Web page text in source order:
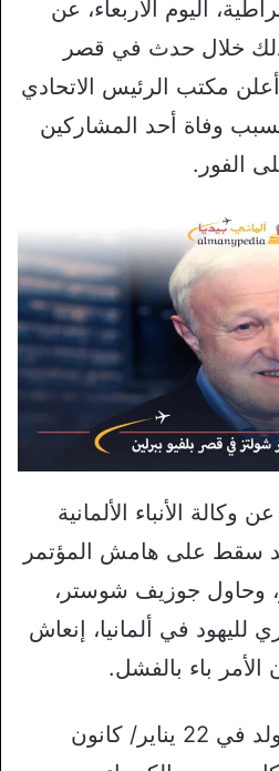
اليوم الأربعاء، عن
عامًا، وذلك خلال حدث في قصر
مكتب الرئيس الاتحادي
وفاة أحد المشاركين
الفور.
الأنباء الألمانية
سقط على هامش المؤتمر
وحاول جوزيف شوستر،
في ألمانيا، إنعاش
الأمر باء بالفشل.
يذكر أن فيرنر شولتز ولد في 22 يناير/ كانون